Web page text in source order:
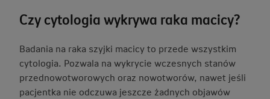
Czy cytologia wykrywa raka macicy?
Badania na raka szyjki macicy to przede wszystkim
cytologia. Pozwala na wykrycie wczesnych stanów
przednowotworowych oraz nowotworów, nawet jeśli
pacjentka nie odczuwa jeszcze żadnych objawów